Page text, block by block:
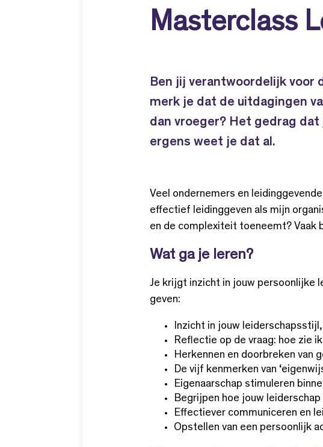
Masterclass
Ben jij verantwoordelijk voor
merk je dat de uitdagingen
dan vroeger? Het gedrag
ergens weet je dat al.
Veel ondernemers en
effectief leidinggeven als mijn
en de complexiteit toeneemt? Vaak
Wat ga je leren?
Je krijgt inzicht in jouw persoonlijke
geven:
Inzicht in jouw
Reflectie op de vraag: hoe zie
Herkennen en doorbreken van
De vijf kenmerken van
Eigenaarschap stimuleren
Begrijpen hoe jouw
Effectiever communiceren en
Opstellen van een persoonlijk